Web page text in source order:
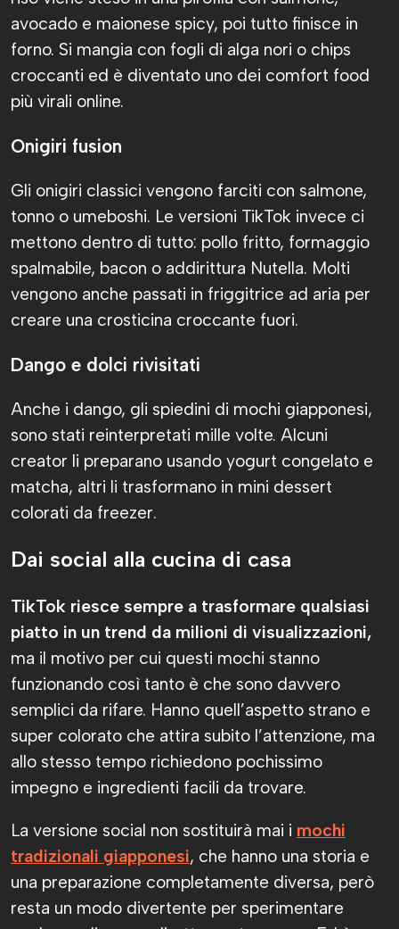
avocado e maionese spicy, poi tutto finisce in
forno. Si mangia con fogli di alga nori o chips
croccanti ed è diventato uno dei comfort food
più virali online.
Onigiri fusion
Gli onigiri classici vengono farciti con salmone,
tonno o umeboshi. Le versioni TikTok invece ci
mettono dentro di tutto: pollo fritto, formaggio
spalmabile, bacon o addirittura Nutella. Molti
vengono anche passati in friggitrice ad aria per
creare una crosticina croccante fuori.
Dango e dolci rivisitati
Anche i dango, gli spiedini di mochi giapponesi,
sono stati reinterpretati mille volte. Alcuni
creator li preparano usando yogurt congelato e
matcha, altri li trasformano in mini dessert
colorati da freezer.
Dai social alla cucina di casa
TikTok riesce sempre a trasformare qualsiasi
piatto in un trend da milioni di visualizzazioni,
ma il motivo per cui questi mochi stanno
funzionando così tanto è che sono davvero
semplici da rifare. Hanno quell’aspetto strano e
super colorato che attira subito l’attenzione, ma
allo stesso tempo richiedono pochissimo
impegno e ingredienti facili da trovare.
La versione social non sostituirà mai i mochi
tradizionali giapponesi, che hanno una storia e
una preparazione completamente diversa, però
resta un modo divertente per sperimentare